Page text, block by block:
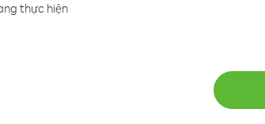
thực hiện